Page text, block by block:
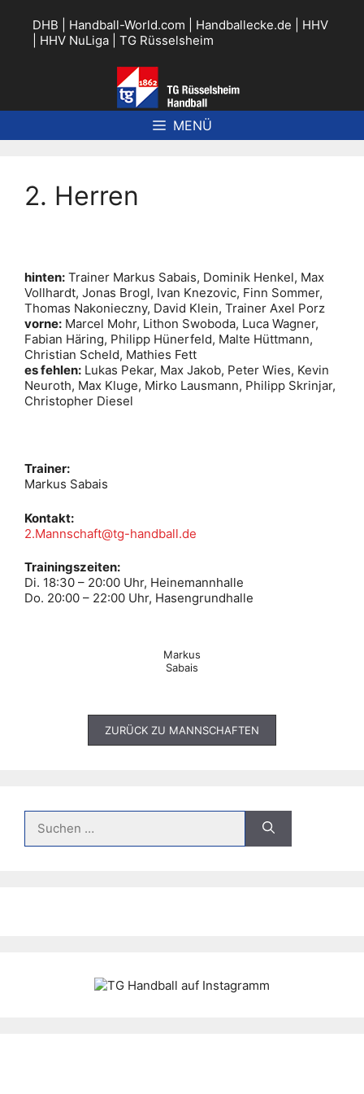
springen
DHB Handball-World.com Handballecke.de
HHV
HHV NuLiga TG Rüsselsheim
MENÜ
2. Herren
hinten: Trainer Markus Sabais, Dominik Henkel, Max
Vollhardt, Jonas Brogl, Ivan Knezovic, Finn Sommer,
Thomas Nakonieczny, David Klein, Trainer Axel Porz
vorne: Marcel Mohr, Lithon Swoboda, Luca Wagner,
Fabian Häring, Philipp Hünerfeld, Malte Hüttmann,
Christian Scheld, Mathies Fett
es fehlen: Lukas Pekar, Max Jakob, Peter Wies, Kevin
Neuroth, Max Kluge, Mirko Lausmann, Philipp Skrinjar,
Christopher Diesel
Trainer:
Markus Sabais
Kontakt:
2.Mannschaft@tg-handball.de
Trainingszeiten:
Di. 18:30 – 20:00 Uhr, Heinemannhalle
Do. 20:00 – 22:00 Uhr, Hasengrundhalle
Markus
Sabais
ZURÜCK ZU MANNSCHAFTEN
nach: